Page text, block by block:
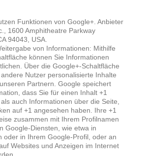
Funktionen von Google+. Anbieter
1600 Amphitheatre Parkway
94043, USA.
von Informationen: Mithilfe
können Sie Informationen
Über die Google+-Schaltfläche
Nutzer personalisierte Inhalte
Partnern. Google speichert
dass Sie für einen Inhalt +1
auch Informationen über die Seite,
auf +1 angesehen haben. Ihre +1
zusammen mit Ihrem Profilnamen
Google-Diensten, wie etwa in
oder in Ihrem Google-Profil, oder an
Websites und Anzeigen im Internet